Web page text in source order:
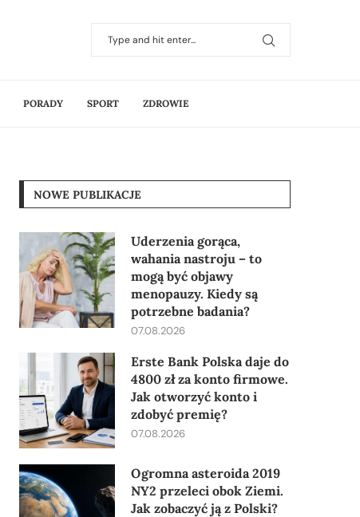
PORADY SPORT ZDROWIE
NOWE PUBLIKACJE
Uderzenia gorąca,
wahania nastroju – to
mogą być objawy
menopauzy. Kiedy są
potrzebne badania?
07.08.2026
Erste Bank Polska daje do
4800 zł za konto firmowe.
Jak otworzyć konto i
zdobyć premię?
07.08.2026
Ogromna asteroida 2019
NY2 przeleci obok Ziemi.
Jak zobaczyć ją z Polski?